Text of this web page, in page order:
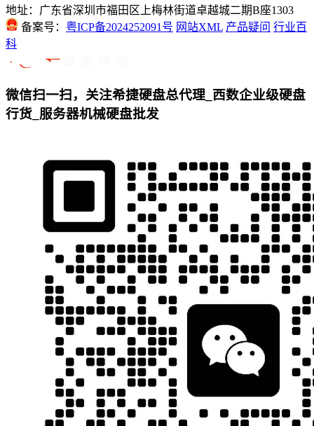
地址：广东省深圳市福田区上梅林街道卓越城二期B座1303
备案号： 粤ICP备2024252091号 网站XML 产品疑问 行业百
科
微信扫一扫，关注希捷硬盘总代理_西数企业级硬盘
行货_服务器机械硬盘批发